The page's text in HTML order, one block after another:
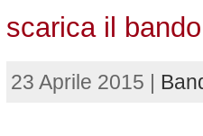
scarica il
23 Aprile 2015 |